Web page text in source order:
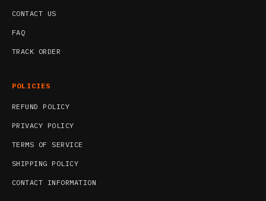
CONTACT US
FAQ
TRACK ORDER
POLICIES
REFUND POLICY
PRIVACY POLICY
TERMS OF SERVICE
SHIPPING POLICY
CONTACT INFORMATION